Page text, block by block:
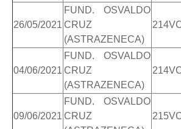
26/05/2021
FUND. OSVALDO
CRUZ
(ASTRAZENECA)
04/06/2021
FUND. OSVALDO
CRUZ
(ASTRAZENECA)
09/06/2021
FUND. OSVALDO
CRUZ